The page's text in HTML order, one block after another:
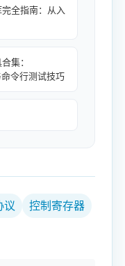
全指南：从入
集：
令行测试技巧
议
控制寄存器